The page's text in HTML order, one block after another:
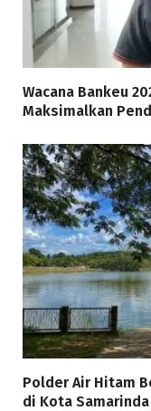
Wacana Bankeu
Maksimalkan
Polder Air Hitam
di Kota Samarinda